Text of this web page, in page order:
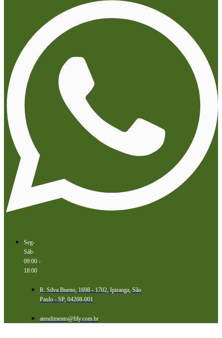
Seg-
Sáb:
09:00 -
18:00
R. Silva Bueno, 1698 - 1702, Ipiranga, São
Paulo - SP, 04208-001
atendimento@fily.com.br